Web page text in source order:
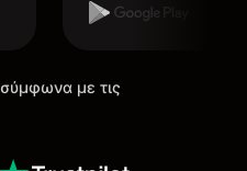
με τις